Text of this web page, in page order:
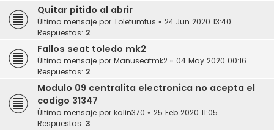
Quitar pitido al abrir
Último mensaje por Toletumtus « 24 Jun 2020 13:40
Respuestas: 2
Fallos seat toledo mk2
Último mensaje por Manuseatmk2 « 04 May 2020 00:16
Respuestas: 2
Modulo 09 centralita electronica no acepta el
codigo 31347
Último mensaje por kalin370 « 25 Feb 2020 11:05
Respuestas: 3